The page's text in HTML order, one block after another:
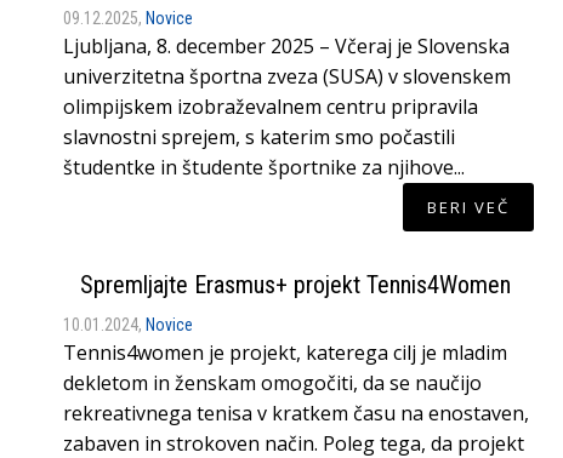
09.12.2025, Novice
Ljubljana, 8. december 2025 – Včeraj je Slovenska
univerzitetna športna zveza (SUSA) v slovenskem
olimpijskem izobraževalnem centru pripravila
slavnostni sprejem, s katerim smo počastili
študentke in študente športnike za njihove...
BERI VEČ
Spremljajte Erasmus+ projekt Tennis4Women
10.01.2024, Novice
Tennis4women je projekt, katerega cilj je mladim
dekletom in ženskam omogočiti, da se naučijo
rekreativnega tenisa v kratkem času na enostaven,
zabaven in strokoven način. Poleg tega, da projekt